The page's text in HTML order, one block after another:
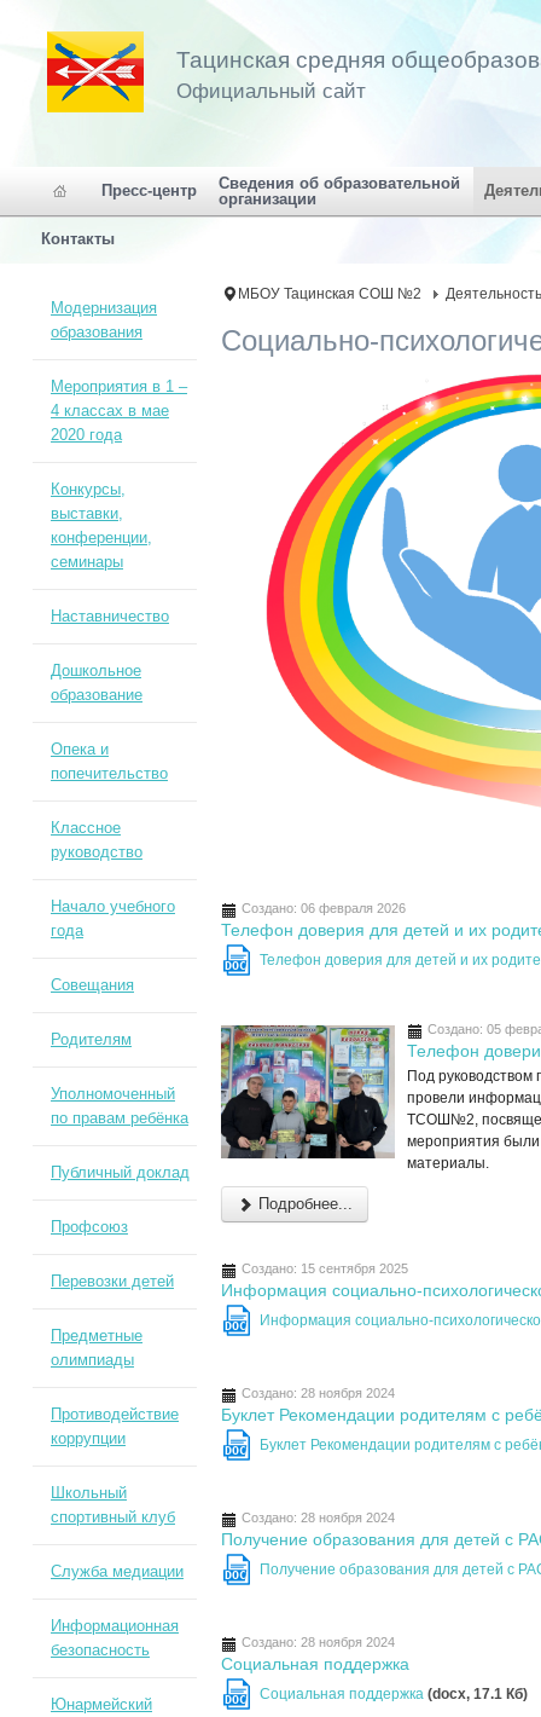
Тацинская средняя
Официальный сайт
Пресс-центр
Сведения об образовательной
организации
Контакты
МБОУ Тацинская СОШ №2
Социально-
Создано: 06 февраля 2026
Телефон доверия для детей и их
DOC Телефон доверия для детей и их
Создано: 05
Телефон
Под руководством
провели
ТСОШ№2,
мероприятия
материалы.
Подробнее...
Создано: 15 сентября 2025
Информация социально-
DOC Информация социально-
Создано: 28 ноября 2024
Буклет Рекомендации родителям с
DOC Буклет Рекомендации родителям с
Создано: 28 ноября 2024
Получение образования для детей с
DOC Получение образования для детей с
Создано: 28 ноября 2024
Социальная поддержка
DOC Социальная поддержка(docx, 17.1 Кб)
Модернизация
образования
Мероприятия в 1 –
4 классах в мае
2020 года
Конкурсы,
выставки,
конференции,
семинары
Наставничество
Дошкольное
образование
Опека и
попечительство
Классное
руководство
Начало учебного
года
Совещания
Родителям
Уполномоченный
по правам ребёнка
Публичный доклад
Профсоюз
Перевозки детей
Предметные
олимпиады
Противодействие
коррупции
Школьный
спортивный клуб
Служба медиации
Информационная
безопасность
Юнармейский